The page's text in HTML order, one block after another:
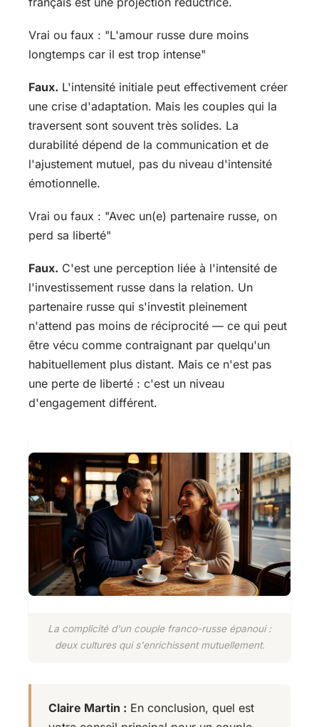
Vrai ou faux : "L'amour russe dure moins
longtemps car il est trop intense"
Faux. L'intensité initiale peut effectivement créer
une crise d'adaptation. Mais les couples qui la
traversent sont souvent très solides. La
durabilité dépend de la communication et de
l'ajustement mutuel, pas du niveau d'intensité
émotionnelle.
Vrai ou faux : "Avec un(e) partenaire russe, on
perd sa liberté"
Faux. C'est une perception liée à l'intensité de
l'investissement russe dans la relation. Un
partenaire russe qui s'investit pleinement
n'attend pas moins de réciprocité — ce qui peut
être vécu comme contraignant par quelqu'un
habituellement plus distant. Mais ce n'est pas
une perte de liberté : c'est un niveau
d'engagement différent.
La complicité d'un couple franco-russe épanoui :
deux cultures qui s'enrichissent mutuellement.
Claire Martin : En conclusion, quel est